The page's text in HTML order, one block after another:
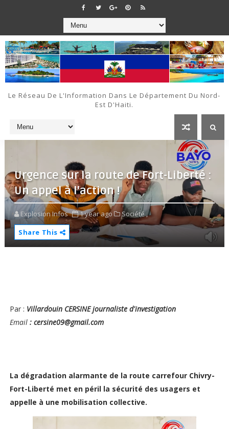
Le Réseau De L'Information Dans Le Département Du Nord-
Est D'Haiti.
Urgence sur la route de Fort-Liberté :
Un appel à l'action !
Explosion Infos 1 year ago
Société ,
Share This
Par : Villardouin CERSINE journaliste d'investigation
Email: cersine09@gmail.com
La dégradation alarmante de la route carrefour Chivry-
Fort-Liberté met en péril la sécurité des usagers et
appelle à une mobilisation collective.